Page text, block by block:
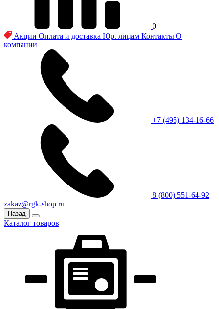
0
Акции Оплата и доставка Юр. лицам Контакты О
компании
+7 (495) 134-16-66
8 (800) 551-64-92
zakaz@rgk-shop.ru
Назад
Каталог товаров